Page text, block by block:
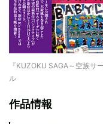
『KUZOKU SAGA～空族サ
ル
作品情報